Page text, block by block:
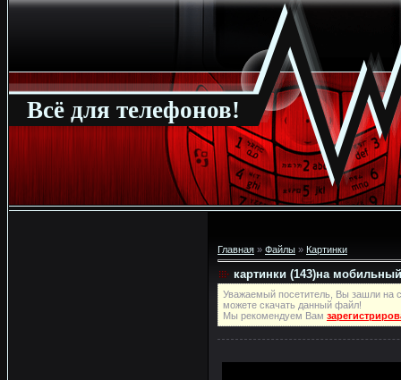
Всё для телефонов!
Главная » Файлы » Картинки
картинки (143)на
Уважаемый посетитель, Вы зашли на
можете скачать данный файл!
Мы рекомендуем Вам